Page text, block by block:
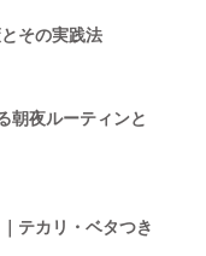
その実践法
朝夜ルーティンと
テカリ・ベタつき